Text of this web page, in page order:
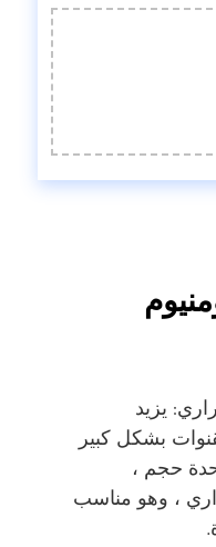
يزيد
بشكل كبير
حجم ،
، وهو مناسب